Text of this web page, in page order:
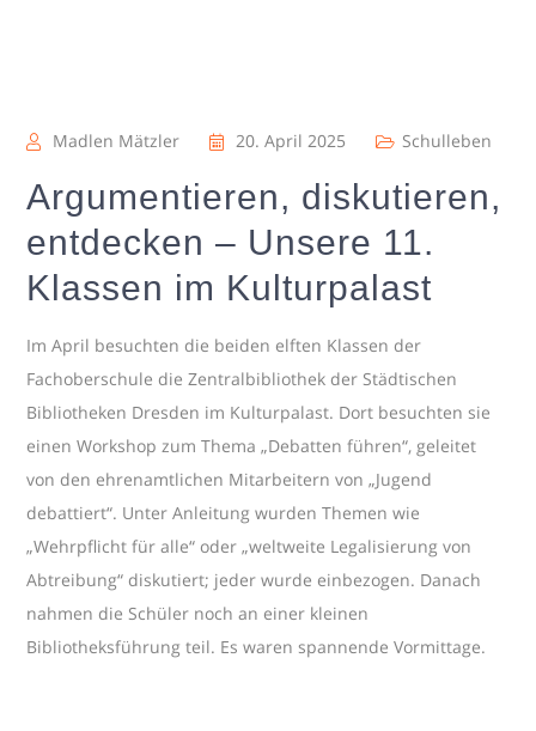
Madlen Mätzler 20. April 2025 Schulleben
Argumentieren, diskutieren,
entdecken – Unsere 11.
Klassen im Kulturpalast
Im April besuchten die beiden elften Klassen der
Fachoberschule die Zentralbibliothek der Städtischen
Bibliotheken Dresden im Kulturpalast. Dort besuchten sie
einen Workshop zum Thema „Debatten führen“, geleitet
von den ehrenamtlichen Mitarbeitern von „Jugend
debattiert“. Unter Anleitung wurden Themen wie
„Wehrpflicht für alle“ oder „weltweite Legalisierung von
Abtreibung“ diskutiert; jeder wurde einbezogen. Danach
nahmen die Schüler noch an einer kleinen
Bibliotheksführung teil. Es waren spannende Vormittage.